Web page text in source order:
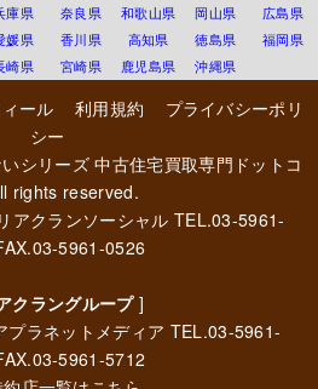
庫県 奈良県 和歌山県 岡山県
広島県
媛県 香川県 高知県 徳島県
福岡県
崎県 宮崎県 鹿児島県 沖縄県
ール 利用規約
プライバシーポリ
シー
シリーズ 中古住宅買取専門ドットコ
rights reserved.
アクランソーシャル TEL.03-5961-
5961-0526
クラングループ]
プラネットメディア TEL.03-5961-
5961-5712